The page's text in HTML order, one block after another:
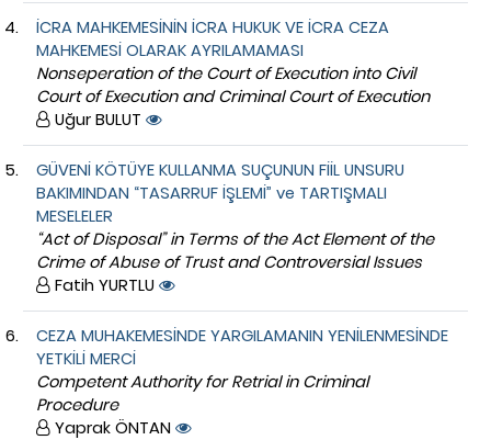
İCRA MAHKEMESİNİN İCRA HUKUK VE İCRA CEZA
MAHKEMESİ OLARAK AYRILAMAMASI
Nonseperation of the Court of Execution into Civil
Court of Execution and Criminal Court of Execution
Uğur BULUT
GÜVENİ KÖTÜYE KULLANMA SUÇUNUN FİİL UNSURU
BAKIMINDAN “TASARRUF İŞLEMİ” ve TARTIŞMALI
MESELELER
“Act of Disposal” in Terms of the Act Element of the
Crime of Abuse of Trust and Controversial Issues
Fatih YURTLU
CEZA MUHAKEMESİNDE YARGILAMANIN YENİLENMESİNDE
YETKİLİ MERCİ
Competent Authority for Retrial in Criminal
Procedure
Yaprak ÖNTAN